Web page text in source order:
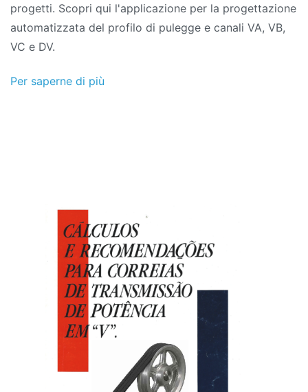
progetti. Scopri qui l'applicazione per la progettazione
automatizzata del profilo di pulegge e canali VA, VB,
VC e DV.
Per saperne di più